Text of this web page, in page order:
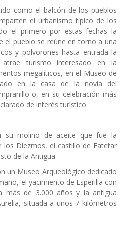
como el balcón de los pueblos
el urbanismo típico de los
el primero por estas fechas la
el pueblo se reúne en torno a una
y polvorones hasta entrada la
turismo interesado en la
megalíticos, en el Museo de
en la casa de la novia del
o, en su celebración más
de interés turístico
su molino de aceite que fue la
los Diezmos, el castillo de Fatetar
de la Antigua.
un Museo Arqueológico dedicado
el yacimiento de Esperilla con
más de 3.000 años y la antigua
situada a unos 7 kilómetros